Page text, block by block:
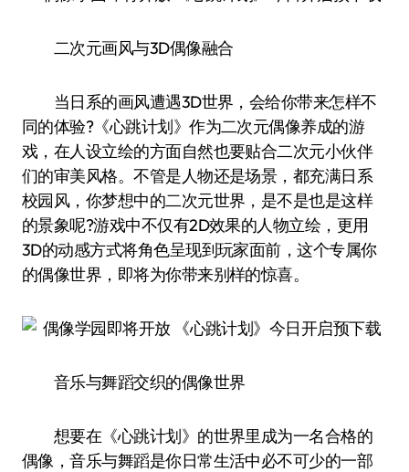
二次元画风与3D偶像融合
当日系的画风遭遇3D世界，会给你带来怎样不
同的体验?《心跳计划》作为二次元偶像养成的游
戏，在人设立绘的方面自然也要贴合二次元小伙伴
们的审美风格。不管是人物还是场景，都充满日系
校园风，你梦想中的二次元世界，是不是也是这样
的景象呢?游戏中不仅有2D效果的人物立绘，更用
3D的动感方式将角色呈现到玩家面前，这个专属你
的偶像世界，即将为你带来别样的惊喜。
音乐与舞蹈交织的偶像世界
想要在《心跳计划》的世界里成为一名合格的
偶像，音乐与舞蹈是你日常生活中必不可少的一部